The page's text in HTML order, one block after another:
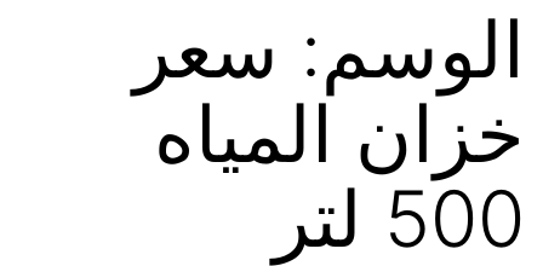
الوسم: سعر
خزان المياه
500 لتر